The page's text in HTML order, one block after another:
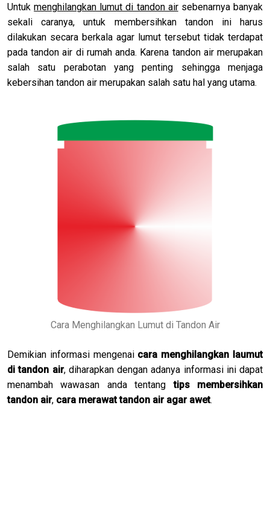
Untukmenghilangkan lumut di tandon airsebenarnya banyak
sekali caranya, untuk membersihkan tandon ini harus
dilakukan secara berkala agar lumut tersebut tidak terdapat
pada tandon air di rumah anda. Karena tandon air merupakan
salah satu perabotan yang penting sehingga menjaga
kebersihan tandon air merupakan salah satu hal yang utama.
Cara Menghilangkan Lumut di Tandon Air
Demikian informasi mengenai cara menghilangkan laumut
di tandon air, diharapkan dengan adanya informasi ini dapat
menambah wawasan anda tentangtips membersihkan
tandon air, cara merawat tandon air agar awet.